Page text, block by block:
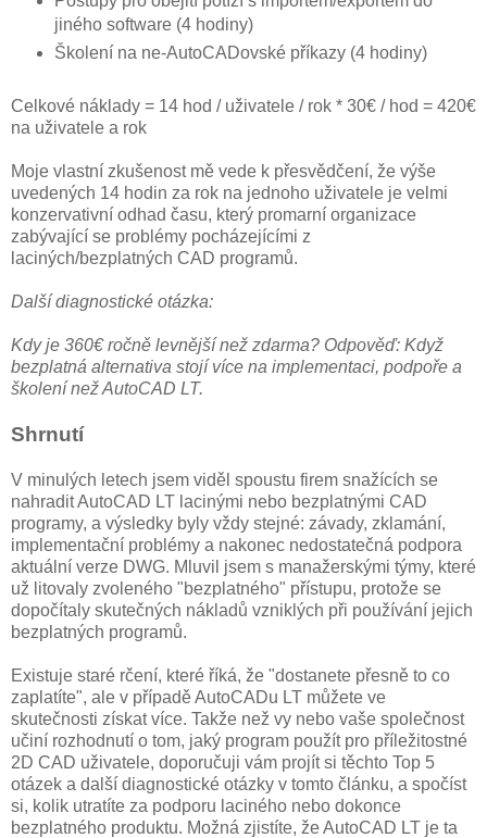
jiného software (4 hodiny)
Školení na ne-AutoCADovské příkazy (4 hodiny)
Celkové náklady = 14 hod / uživatele / rok * 30€ / hod = 420€
na uživatele a rok
Moje vlastní zkušenost mě vede k přesvědčení, že výše
uvedených 14 hodin za rok na jednoho uživatele je velmi
konzervativní odhad času, který promarní organizace
zabývající se problémy pocházejícími z
laciných/bezplatných CAD programů.
Další diagnostické otázka:
Kdy je 360€ ročně levnější než zdarma? Odpověď: Když
bezplatná alternativa stojí více na implementaci, podpoře a
školení než AutoCAD LT.
Shrnutí
V minulých letech jsem viděl spoustu firem snažících se
nahradit AutoCAD LT lacinými nebo bezplatnými CAD
programy, a výsledky byly vždy stejné: závady, zklamání,
implementační problémy a nakonec nedostatečná podpora
aktuální verze DWG. Mluvil jsem s manažerskými týmy, které
už litovaly zvoleného "bezplatného" přístupu, protože se
dopočítaly skutečných nákladů vzniklých při používání jejich
bezplatných programů.
Existuje staré rčení, které říká, že "dostanete přesně to co
zaplatíte", ale v případě AutoCADu LT můžete ve
skutečnosti získat více. Takže než vy nebo vaše společnost
učiní rozhodnutí o tom, jaký program použít pro příležitostné
2D CAD uživatele, doporučuji vám projít si těchto Top 5
otázek a další diagnostické otázky v tomto článku, a spočíst
si, kolik utratíte za podporu laciného nebo dokonce
bezplatného produktu. Možná zjistíte, že AutoCAD LT je ta